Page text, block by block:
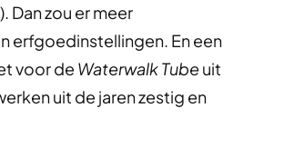
Dan zou er meer
erfgoedinstellingen. En een
voor de Waterwalk Tubeuit
uit de jaren zestig en